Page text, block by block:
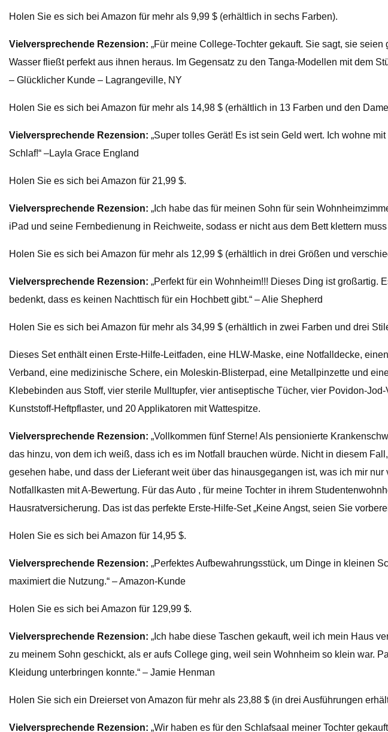
Holen Sie es sich bei Amazon für mehr als 9,99 $ (erhältlich in sechs Farben).
Vielversprechende Rezension: „Für meine College-Tochter gekauft. Sie sagt, sie
Wasser fließt perfekt aus ihnen heraus. Im Gegensatz zu den Tanga-Modellen mit dem
– Glücklicher Kunde – Lagrangeville, NY
Holen Sie es sich bei Amazon für mehr als 14,98 $ (erhältlich in 13 Farben und den
Vielversprechende Rezension: „Super tolles Gerät! Es ist sein Geld wert. Ich wohne
Schlaf!“ –Layla Grace England
Holen Sie es sich bei Amazon für 21,99 $.
Vielversprechende Rezension: „Ich habe das für meinen Sohn für sein
iPad und seine Fernbedienung in Reichweite, sodass er nicht aus dem Bett klettern
Holen Sie es sich bei Amazon für mehr als 12,99 $ (erhältlich in drei Größen und
Vielversprechende Rezension: „Perfekt für ein Wohnheim!!! Dieses Ding ist großartig.
bedenkt, dass es keinen Nachttisch für ein Hochbett gibt.“ – Alie Shepherd
Holen Sie es sich bei Amazon für mehr als 34,99 $ (erhältlich in zwei Farben und drei
Dieses Set enthält einen Erste-Hilfe-Leitfaden, eine HLW-Maske, eine Notfalldecke,
Verband, eine medizinische Schere, ein Moleskin-Blisterpad, eine Metallpinzette und
Klebebinden aus Stoff, vier sterile Mulltupfer, vier antiseptische Tücher, vier Povidon-
Kunststoff-Heftpflaster, und 20 Applikatoren mit Wattespitze.
Vielversprechende Rezension: „Vollkommen fünf Sterne! Als pensionierte
das hinzu, von dem ich weiß, dass ich es im Notfall brauchen würde. Nicht in diesem
gesehen habe, und dass der Lieferant weit über das hinausgegangen ist, was ich mir
Notfallkasten mit A-Bewertung. Für das Auto , für meine Tochter in ihrem
Hausratversicherung. Das ist das perfekte Erste-Hilfe-Set „Keine Angst, seien Sie
Holen Sie es sich bei Amazon für 14,95 $.
Vielversprechende Rezension: „Perfektes Aufbewahrungsstück, um Dinge in kleinen
maximiert die Nutzung.“ – Amazon-Kunde
Holen Sie es sich bei Amazon für 129,99 $.
Vielversprechende Rezension: „Ich habe diese Taschen gekauft, weil ich mein Haus
zu meinem Sohn geschickt, als er aufs College ging, weil sein Wohnheim so klein war.
Kleidung unterbringen konnte.“ – Jamie Henman
Holen Sie sich ein Dreierset von Amazon für mehr als 23,88 $ (in drei Ausführungen
Vielversprechende Rezension: „Wir haben es für den Schlafsaal meiner Tochter